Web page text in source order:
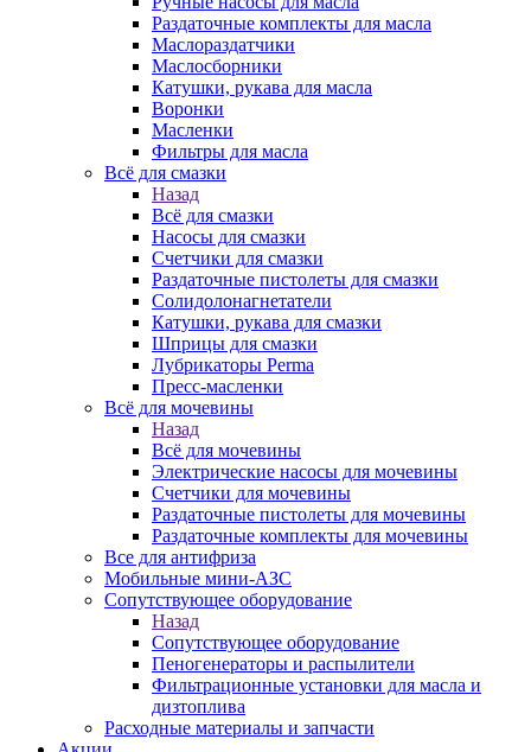
Раздаточные комплекты для масла
Маслораздатчики
Маслосборники
Катушки, рукава для масла
Воронки
Масленки
Фильтры для масла
Всё для смазки
Назад
Всё для смазки
Насосы для смазки
Счетчики для смазки
Раздаточные пистолеты для смазки
Солидолонагнетатели
Катушки, рукава для смазки
Шприцы для смазки
Лубрикаторы Perma
Пресс-масленки
Всё для мочевины
Назад
Всё для мочевины
Электрические насосы для мочевины
Счетчики для мочевины
Раздаточные пистолеты для мочевины
Раздаточные комплекты для мочевины
Все для антифриза
Мобильные мини-АЗС
Сопутствующее оборудование
Назад
Сопутствующее оборудование
Пеногенераторы и распылители
Фильтрационные установки для масла и
дизтоплива
Расходные материалы и запчасти